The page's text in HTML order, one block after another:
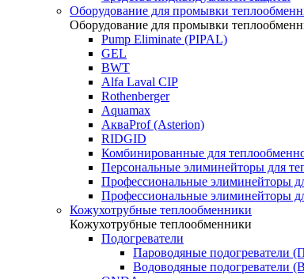
Оборудование для промывки
Оборудование для промывки
Pump Eliminate (PIPAL)
GEL
BWT
Alfa Laval CIP
Rothenberger
Aquamax
АкваProf (Asterion)
RIDGID
Комбинированные для
Персональные элиминейторы для
Профессиональные элиминейторы
Профессиональные элиминейторы
Кожухотрубные теплообменники
Кожухотрубные теплообменники
Подогреватели
Пароводяные подогреватели
Водоводяные подогреватели